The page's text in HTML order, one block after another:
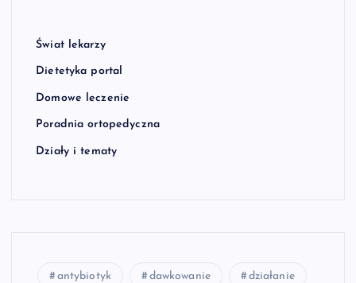
Świat lekarzy
Dietetyka portal
Domowe leczenie
Poradnia ortopedyczna
Działy i tematy
antybiotyk dawkowanie działanie